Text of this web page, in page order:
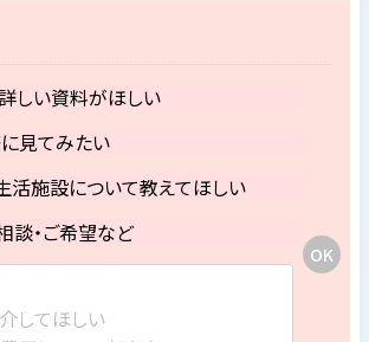
しい資料がほしい
見てみたい
活施設について教えてほしい
談・ご希望など